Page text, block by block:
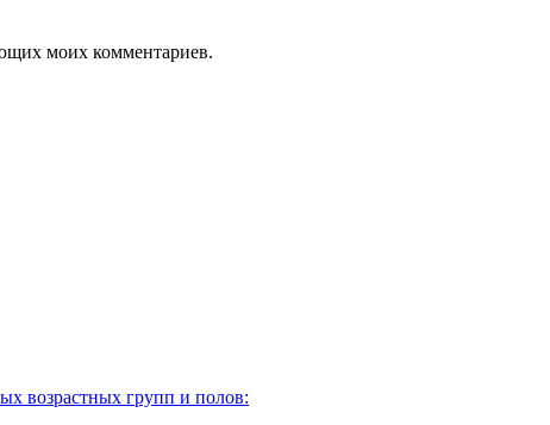
моих комментариев.
возрастных групп и полов: